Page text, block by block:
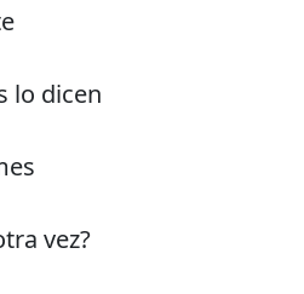
lo dicen
vez?